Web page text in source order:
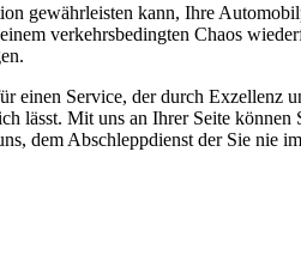
gewährleisten kann, Ihre
verkehrsbedingten Chaos
Service, der durch Exzellenz
lässt. Mit uns an Ihrer Seite
dem Abschleppdienst der Sie nie